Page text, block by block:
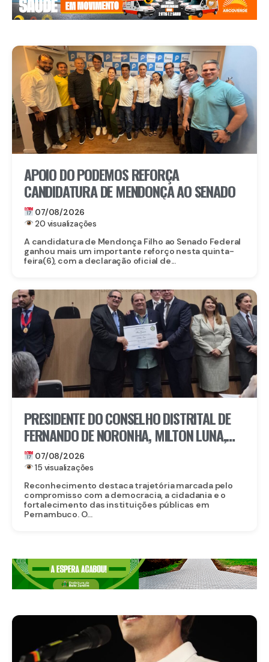
APOIO DO PODEMOS REFORÇA
CANDIDATURA DE MENDONÇA AO SENADO
07/08/2026
20 visualizações
A candidatura de Mendonça Filho ao Senado Federal
ganhou mais um importante reforço nesta quinta-
feira(6), com a declaração oficial de...
PRESIDENTE DO CONSELHO DISTRITAL DE
FERNANDO DE NORONHA, MILTON LUNA,
RECEBE MEDALHA DO MÉRITO ELEITORAL
FREI CANECA, UMA DAS MAIORES
HONRARIAS DO TRE-PE
07/08/2026
15 visualizações
Reconhecimento destaca trajetória marcada pelo
compromisso com a democracia, a cidadania e o
fortalecimento das instituições públicas em
Pernambuco. O...